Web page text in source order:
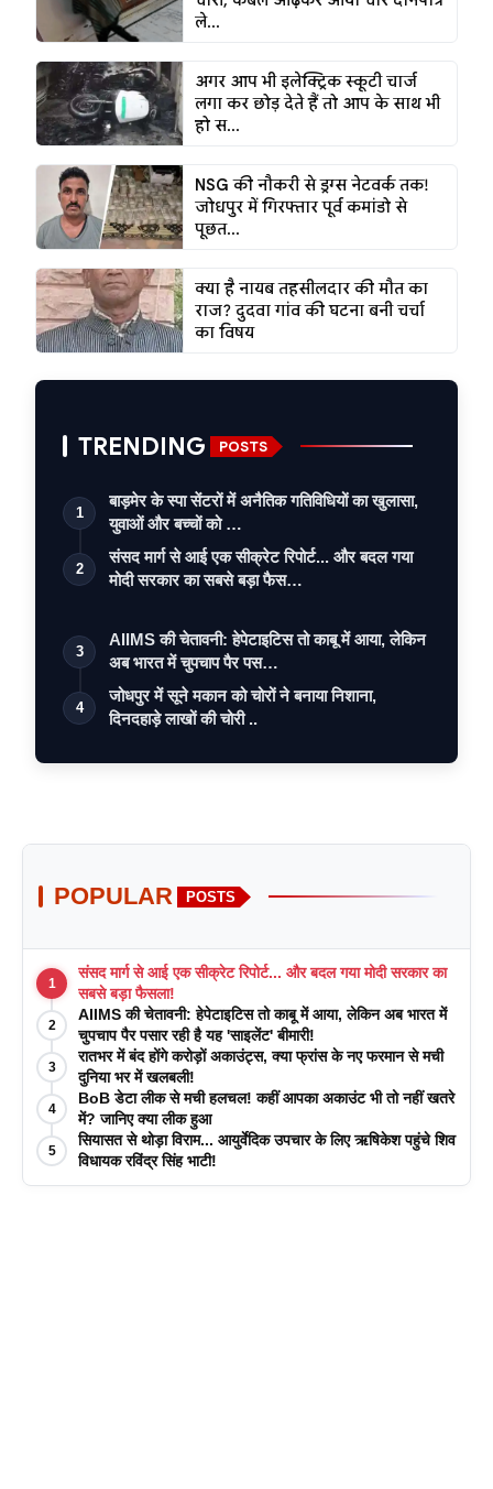
ले...
अगर आप भी इलेक्ट्रिक स्कूटी चार्ज
लगा कर छोड़ देते हैं तो आप के साथ भी
हो स...
NSG की नौकरी से ड्रग्स नेटवर्क तक!
जोधपुर में गिरफ्तार पूर्व कमांडो से
पूछत...
क्या है नायब तहसीलदार की मौत का
राज? दुदवा गांव की घटना बनी चर्चा
का विषय
TRENDING POSTS
1
बाड़मेर के स्पा सेंटरों में अनैतिक गतिविधियों का खुलासा,
युवाओं और बच्चों को …
2
संसद मार्ग से आई एक सीक्रेट रिपोर्ट... और बदल गया
मोदी सरकार का सबसे बड़ा फैस…
3
AIIMS की चेतावनी: हेपेटाइटिस तो काबू में आया, लेकिन
अब भारत में चुपचाप पैर पस…
4
जोधपुर में सूने मकान को चोरों ने बनाया निशाना,
दिनदहाड़े लाखों की चोरी ..
POPULAR POSTS
1
संसद मार्ग से आई एक सीक्रेट रिपोर्ट... और बदल गया मोदी सरकार का
सबसे बड़ा फैसला!
2
AIIMS की चेतावनी: हेपेटाइटिस तो काबू में आया, लेकिन अब भारत में
चुपचाप पैर पसार रही है यह 'साइलेंट' बीमारी!
3
रातभर में बंद होंगे करोड़ों अकाउंट्स, क्या फ्रांस के नए फरमान से मची
दुनिया भर में खलबली!
4
BoB डेटा लीक से मची हलचल! कहीं आपका अकाउंट भी तो नहीं खतरे
में? जानिए क्या लीक हुआ
5
सियासत से थोड़ा विराम... आयुर्वेदिक उपचार के लिए ऋषिकेश पहुंचे शिव
विधायक रविंद्र सिंह भाटी!